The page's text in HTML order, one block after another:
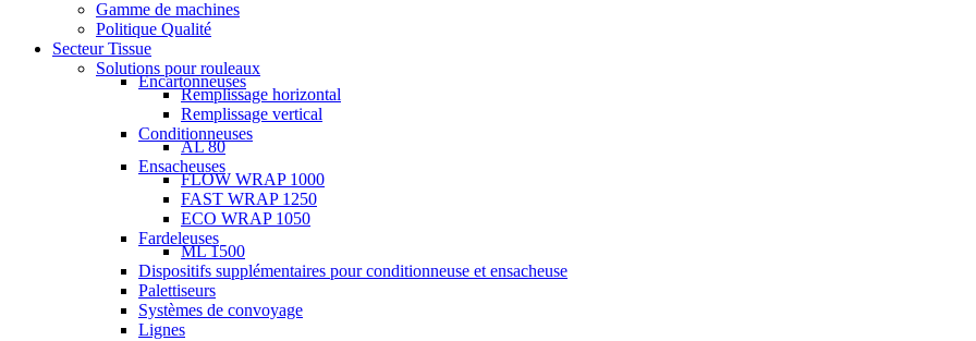
Gamme de machines
Politique Qualité
Secteur Tissue
Solutions pour rouleaux
Encartonneuses
Remplissage horizontal
Remplissage vertical
Conditionneuses
AL 80
Ensacheuses
FLOW WRAP 1000
FAST WRAP 1250
ECO WRAP 1050
Fardeleuses
ML 1500
Dispositifs supplémentaires pour conditionneuse et ensacheuse
Palettiseurs
Systèmes de convoyage
Lignes